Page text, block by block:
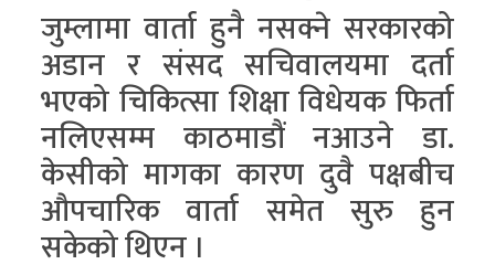
जुम्लामा वार्ता हुनै नसक्ने सरकारको
अडान र संसद सचिवालयमा दर्ता
भएको चिकित्सा शिक्षा विधेयक फिर्ता
नलिएसम्म काठमाडौं नआउने डा.
केसीको मागका कारण दुवै पक्षबीच
औपचारिक वार्ता समेत सुरु हुन
सकेको थिएन ।